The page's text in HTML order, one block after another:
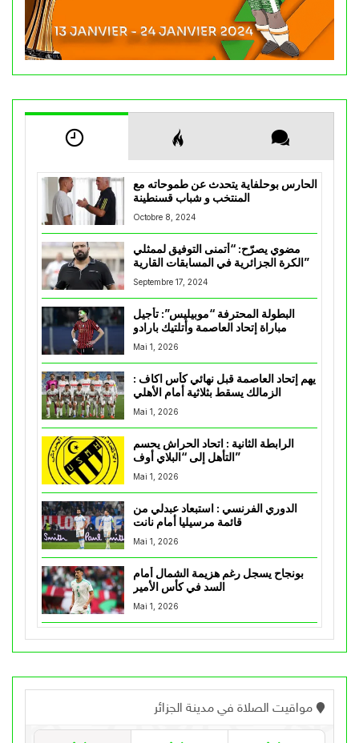
الحارس بوحلفاية يتحدث عن طموحاته مع
المنتخب و شباب قسنطينة
Octobre 8, 2024
مضوي يصرّح: “أتمنى التوفيق لممثلي
الكرة الجزائرية في المسابقات القارية”
Septembre 17, 2024
البطولة المحترفة “موبيليس”: تأجيل
مباراة إتحاد العاصمة وأتلتيك بارادو
Mai 1, 2026
يهم إتحاد العاصمة قبل نهائي كأس اكاف :
Mai 1, 2026
الرابطة الثانية : اتحاد الحراش يحسم
التأهل إلى “البلاي أوف”
Mai 1, 2026
الدوري الفرنسي : استبعاد عبدلي من
قائمة مرسيليا أمام نانت
Mai 1, 2026
بونجاح يسجل رغم هزيمة الشمال أمام
السد في كأس الأمير
Mai 1, 2026